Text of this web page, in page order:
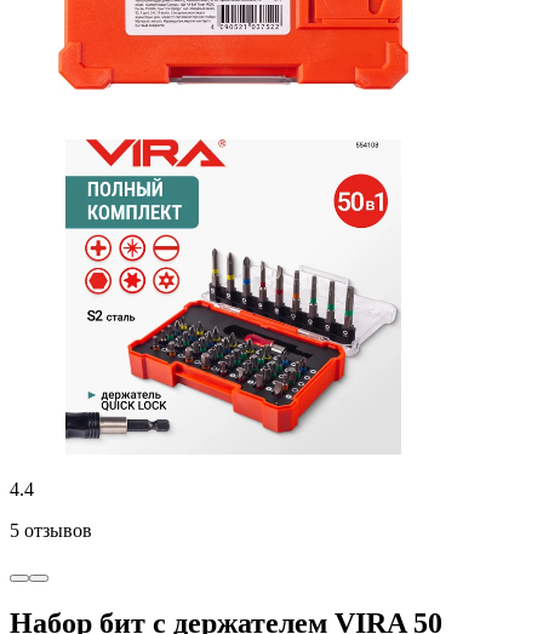
4.4
5 отзывов
Набор бит с держателем VIRA 50